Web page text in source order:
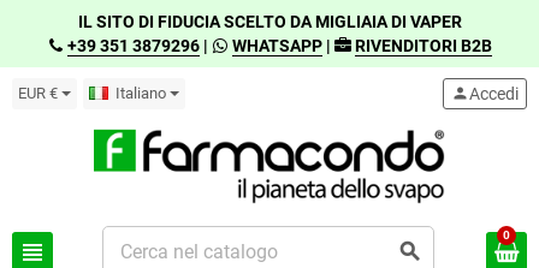
IL SITO DI FIDUCIA SCELTO DA MIGLIAIA DI VAPER
+39 351 3879296 | WHATSAPP | RIVENDITORI B2B
EUR € Italiano
view_headline search
personAccedi
0